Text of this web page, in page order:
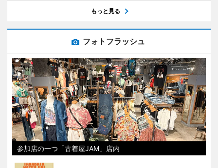
もっと見る
フォトフラッシュ
参加店の一つ「古着屋JAM」店内